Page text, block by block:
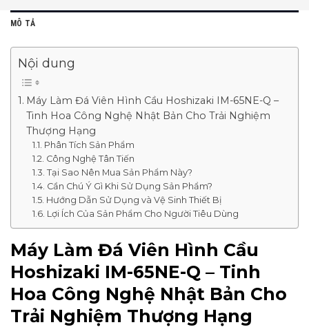
MÔ TẢ
Nội dung
Máy Làm Đá Viên Hình Cầu Hoshizaki IM-65NE-Q –
Tinh Hoa Công Nghệ Nhật Bản Cho Trải Nghiệm
Thượng Hạng
Phân Tích Sản Phẩm
Công Nghệ Tân Tiến
Tại Sao Nên Mua Sản Phẩm Này?
Cần Chú Ý Gì Khi Sử Dụng Sản Phẩm?
Hướng Dẫn Sử Dụng và Vệ Sinh Thiết Bị
Lợi Ích Của Sản Phẩm Cho Người Tiêu Dùng
Máy Làm Đá Viên Hình Cầu
Hoshizaki IM-65NE-Q – Tinh
Hoa Công Nghệ Nhật Bản Cho
Trải Nghiệm Thượng Hạng